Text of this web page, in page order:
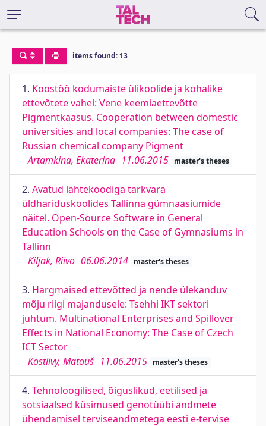
items found: 13
1. Koostöö kodumaiste ülikoolide ja kohalike
ettevõtete vahel: Vene keemiaettevõtte
Pigmentkaasus. Cooperation between domestic
universities and local companies: The case of
Russian chemical company Pigment
Artamkina, Ekaterina 11.06.2015 master's theses
2. Avatud lähtekoodiga tarkvara
üldhariduskoolides Tallinna gümnaasiumide
näitel. Open-Source Software in General
Education Schools on the Case of Gymnasiums in
Tallinn
Kiljak, Riivo 06.06.2014 master's theses
3. Hargmaised ettevõtted ja nende ülekanduv
mõju riigi majandusele: Tsehhi IKT sektori
juhtum. Multinational Enterprises and Spillover
Effects in National Economy: The Case of Czech
ICT Sector
Kostlivy, Matouš 11.06.2015 master's theses
4. Tehnoloogilised, õiguslikud, eetilised ja
sotsiaalsed küsimused genotüübi andmete
ühendamisel terviseandmetega eesti e-tervise